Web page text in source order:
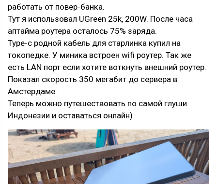
работать от повер-банка.
Тут я использовал UGreen 25k, 200W. После часа
аптайма роутера осталось 75% заряда.
Type-c родной кабель для старлинка купил на
токопедке. У миника встроен wifi роутер. Так же
есть LAN порт если хотите воткнуть внешний роутер.
Показал скорость 350 мегабит до сервера в
Амстердаме.
Теперь можно путешествовать по самой глуши
Индонезии и оставаться онлайн)